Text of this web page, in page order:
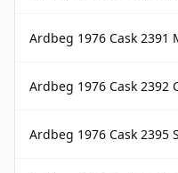
Ardbeg 1976 Cask 2391
Ardbeg 1976 Cask 2392
Ardbeg 1976 Cask 2395